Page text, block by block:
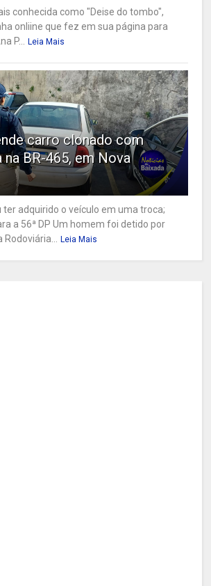
conhecida como "Deise do tombo",
onliine que fez em sua página para
P... Leia Mais
carro clonado com
na BR-465, em Nova
ter adquirido o veículo em uma troca;
a 56ª DP Um homem foi detido por
Rodoviária... Leia Mais